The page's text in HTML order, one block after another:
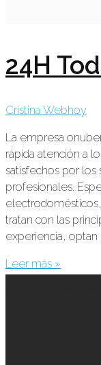
24H
Cristina Webhoy
La empresa
rápida atención a
satisfechos por
profesionales.
tratan con las
experiencia,
Leer más »